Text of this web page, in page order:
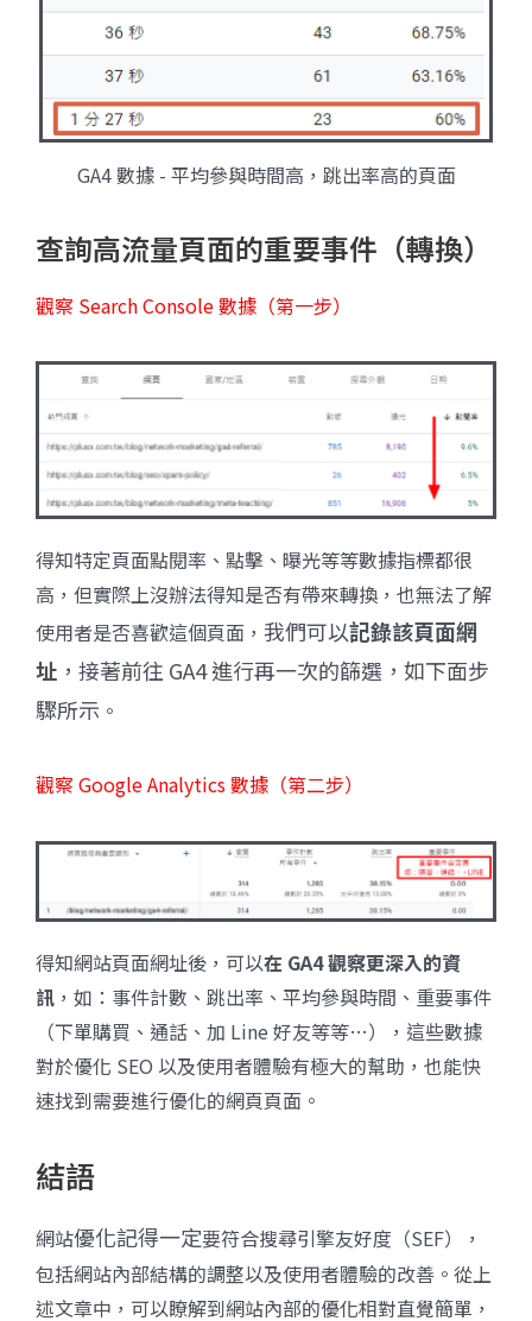
GA4 數據 - 平均參與時間高，跳出率高的頁面
查詢高流量頁面的重要事件（轉換）
觀察 Search Console 數據（第一步）
得知特定頁面點閱率、點擊、曝光等等數據指標都很
高，但實際上沒辦法得知是否有帶來轉換，也無法了解
使用者是否喜歡這個頁面， 我們可以記錄該頁面網
址 ，接著前往 GA4 進行再一次的篩選，如下面步
驟所示 。
觀察 Google Analytics 數據（第二步）
得知網站頁面網址後，可以在 GA4 觀察更深入的資
訊 ，如：事件計數、跳出率、平均參與時間、重要事件
（下單購買、通話、加 Line 好友等等…），這些數據
對於優化 SEO 以及使用者體驗有極大的幫助，也能快
速找到需要進行優化的網頁頁面。
結語
網站優化記得一定要符合搜尋引擎友好度（SEF），
包括網站內部結構的調整以及使用者體驗的改善。從上
述文章中，可以瞭解到網站內部的優化相對直覺簡單，